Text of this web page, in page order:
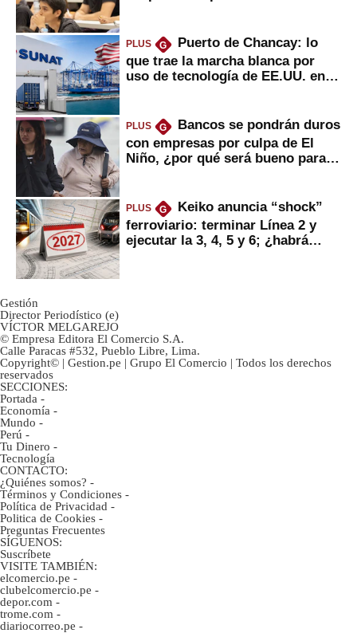
PLUS G
Puerto de Chancay: lo
que trae la marcha blanca por
uso de tecnología de EE.UU. en
PLUS G
Bancos se pondrán duros
con empresas por culpa de El
Niño, ¿por qué será bueno para
PLUS G
Keiko anuncia “shock”
ferroviario: terminar Línea 2 y
ejecutar la 3, 4, 5 y 6; ¿habrá
Gestión
Director Periodístico (e)
VÍCTOR MELGAREJO
© Empresa Editora El Comercio S.A.
Calle Paracas #532, Pueblo Libre, Lima.
Copyright© | Gestion.pe | Grupo El Comercio | Todos los derechos
reservados
SECCIONES:
Portada -
Economía -
Mundo -
Perú -
Tu Dinero -
Tecnología
CONTACTO:
¿Quiénes somos? -
Términos y Condiciones -
Política de Privacidad -
Politica de Cookies -
Preguntas Frecuentes
SÍGUENOS:
Suscríbete
VISITE TAMBIÉN:
elcomercio.pe -
clubelcomercio.pe -
depor.com -
trome.com -
diariocorreo.pe -